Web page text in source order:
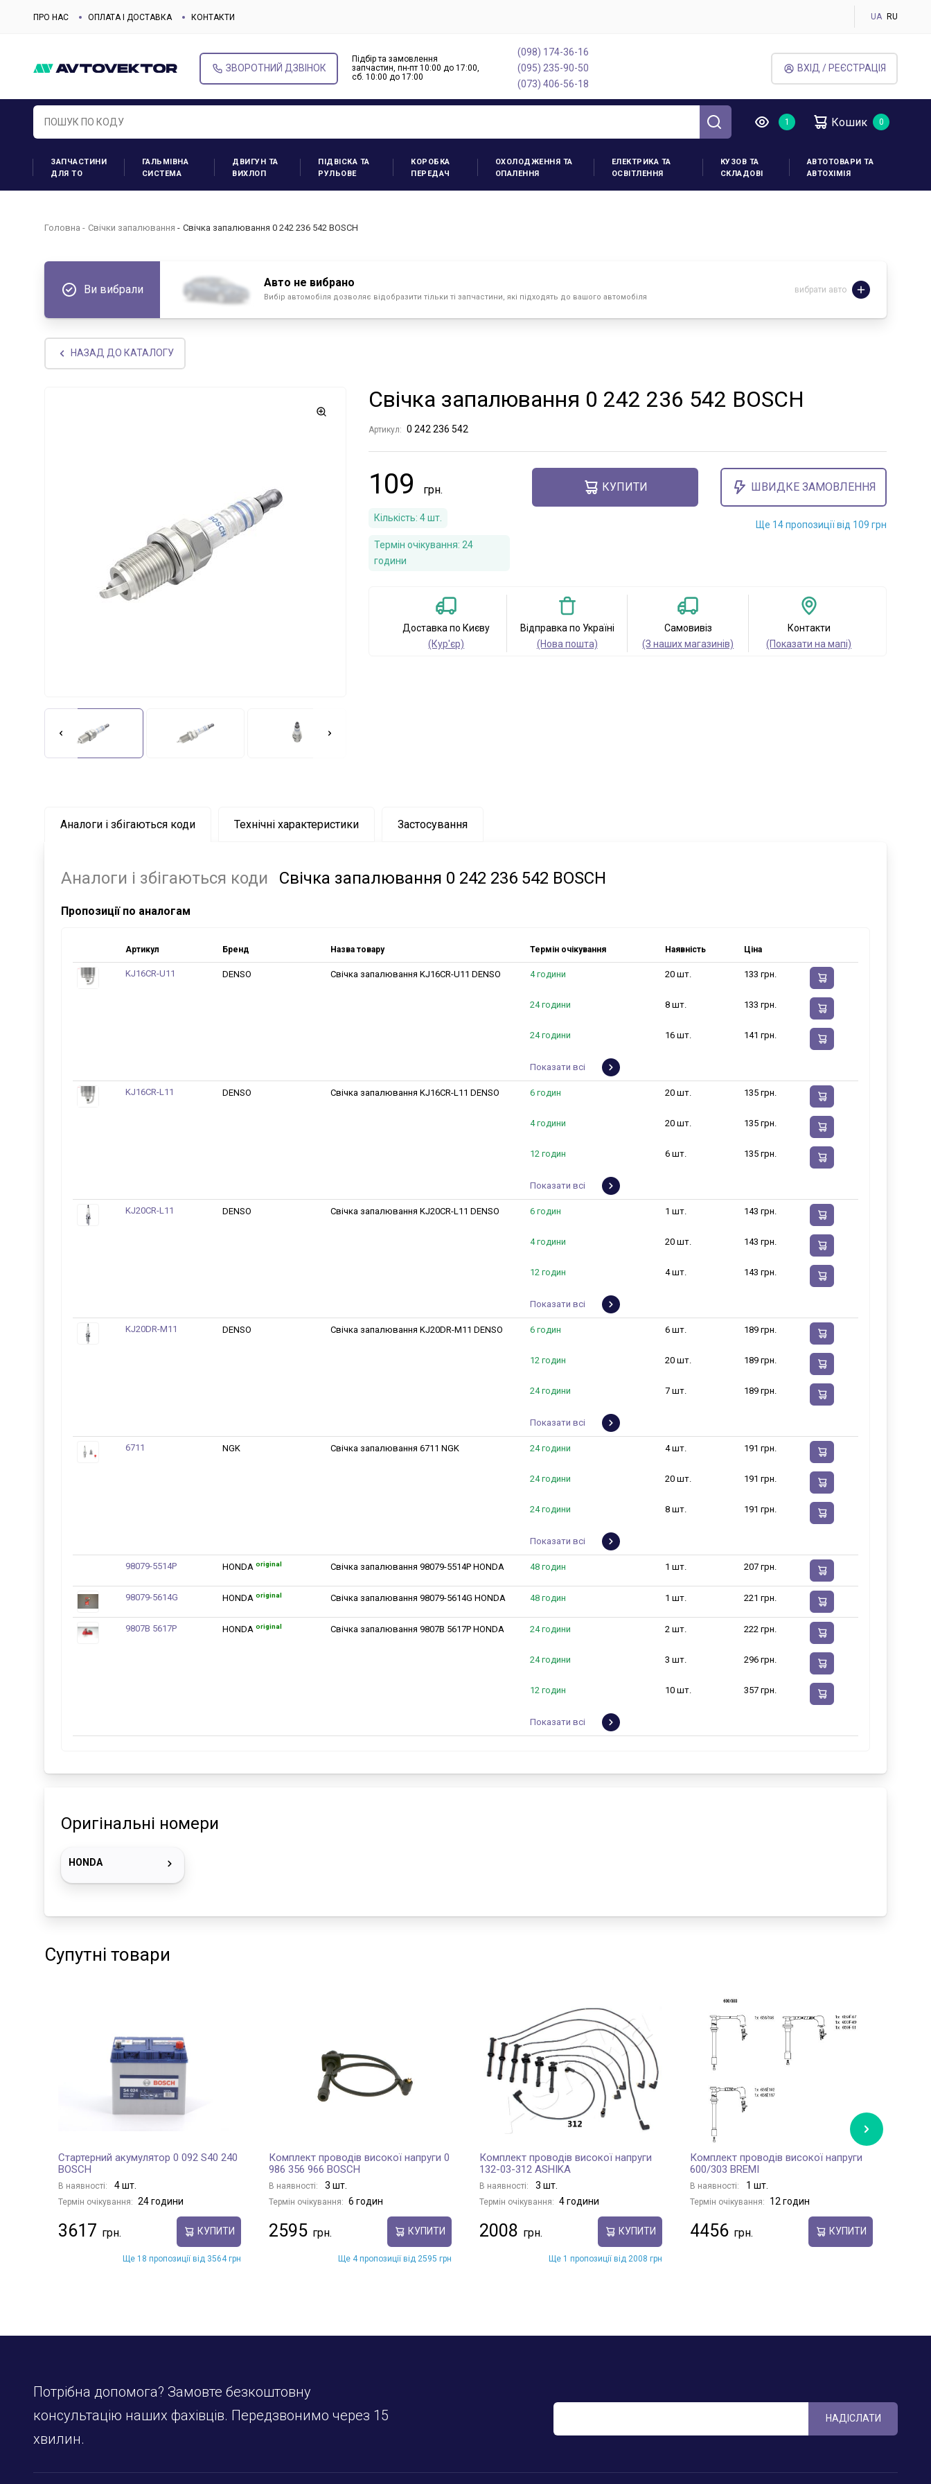
ПРО НАС ОПЛАТА І ДОСТАВКА КОНТАКТИ UA RU
ЗВОРОТНИЙ ДЗВІНОК
Підбір та замовлення
запчастин, пн-пт 10:00 до 17:00,
cб. 10:00 до 17:00
(098) 174-36-16
(095) 235-90-50
(073) 406-56-18
ВХІД / РЕЄСТРАЦІЯ
Кошик
ЗАПЧАСТИНИ
ДЛЯ ТО
ГАЛЬМІВНА
СИСТЕМА
ДВИГУН ТА
ВИХЛОП
ПІДВІСКА ТА
РУЛЬОВЕ
КОРОБКА
ПЕРЕДАЧ
ОХОЛОДЖЕННЯ ТА
ОПАЛЕННЯ
ЕЛЕКТРИКА ТА
ОСВІТЛЕННЯ
КУЗОВ ТА
СКЛАДОВІ
АВТОТОВАРИ ТА
АВТОХІМІЯ
Головна Свічки запалювання Свічка запалювання 0 242 236 542 BOSCH
Ви вибрали
Авто не вибрано
Вибір автомобіля дозволяє відобразити тільки ті запчастини, які підходять до вашого автомобіля
вибрати авто
НАЗАД ДО КАТАЛОГУ
Свічка запалювання 0 242 236 542 BOSCH
Артикул: 0 242 236 542
109
Кількість: 4шт.
Термін очікування: 24
години
КУПИТИ ШВИДКЕ ЗАМОВЛЕННЯ
Ще 14 пропозиції від 109 грн
Доставка по Києву
(Кур'єр)
Відправка по Україні
(Нова пошта)
Самовивіз
(З наших магазинів)
Контакти
(Показати на мапі)
Аналоги і збігаються коди Технічні характеристики Застосування
Аналоги і збігаються коди Свічка запалювання 0 242 236 542 BOSCH
Пропозиції по аналогам
Артикул Бренд Назва товару Термін очікування Наявність Ціна
KJ16CR-U11 DENSO Свічка запалювання KJ16CR-U11 DENSO 4 години 20 шт. 133 грн.
24 години 8 шт. 133 грн.
24 години 16 шт. 141 грн.
Показати всі
KJ16CR-L11 DENSO Свічка запалювання KJ16CR-L11 DENSO 6 годин 20 шт. 135 грн.
4 години 20 шт. 135 грн.
12 годин 6 шт. 135 грн.
Показати всі
KJ20CR-L11 DENSO Свічка запалювання KJ20CR-L11 DENSO 6 годин 1 шт. 143 грн.
4 години 20 шт. 143 грн.
12 годин 4 шт. 143 грн.
Показати всі
KJ20DR-M11 DENSO Свічка запалювання KJ20DR-M11 DENSO 6 годин 6 шт. 189 грн.
12 годин 20 шт. 189 грн.
24 години 7 шт. 189 грн.
Показати всі
6711 NGK Свічка запалювання 6711 NGK 24 години 4 шт. 191 грн.
24 години 20 шт. 191 грн.
24 години 8 шт. 191 грн.
Показати всі
98079-5514P HONDA original Свічка запалювання 98079-5514P HONDA 48 годин 1 шт. 207 грн.
98079-5614G HONDA original Свічка запалювання 98079-5614G HONDA 48 годин 1 шт. 221 грн.
9807B 5617P HONDA original Свічка запалювання 9807B 5617P HONDA 24 години 2 шт. 222 грн.
24 години 3 шт. 296 грн.
12 годин 10 шт. 357 грн.
Показати всі
Оригінальні номери
HONDA
Супутні товари
Стартерний акумулятор 0 092 S40 240
BOSCH
В наявності: 4 шт.
Термін очікування: 24 години
3617 КУПИТИ
Ще 18 пропозиції від 3564 грн
Комплект проводів високої напруги 0
986 356 966 BOSCH
В наявності: 3 шт.
Термін очікування: 6 годин
2595 КУПИТИ
Ще 4 пропозиції від 2595 грн
Комплект проводів високої напруги
132-03-312 ASHIKA
В наявності: 3 шт.
Термін очікування: 4 години
2008 КУПИТИ
Ще 1 пропозиції від 2008 грн
Комплект проводів високої напруги
600/303 BREMI
В наявності: 1 шт.
Термін очікування: 12 годин
4456 КУПИТИ
Потрібна допомога? Замовте безкоштовну
консультацію наших фахівців. Передзвонимо через 15
хвилин.
НАДІСЛАТИ